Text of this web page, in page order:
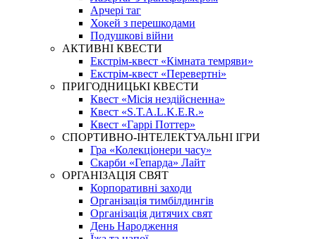
Арчері таг
Хокей з перешкодами
Подушкові війни
АКТИВНІ КВЕСТИ
Екстрім-квест «Кімната темряви»
Екстрім-квест «Перевертні»
ПРИГОДНИЦЬКІ КВЕСТИ
Квест «Місія нездійсненна»
Квест «S.T.A.L.K.E.R.»
Квест «Гаррі Поттер»
СПОРТИВНО-ІНТЕЛЕКТУАЛЬНІ ІГРИ
Гра «Колекціонери часу»
Скарби «Гепарда» Лайт
ОРГАНІЗАЦІЯ СВЯТ
Корпоративні заходи
Організація тимбілдингів
Організація дитячих свят
День Народження